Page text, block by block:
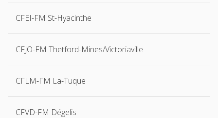
CFEI-FM St-Hyacinthe
CFJO-FM Thetford-Mines/Victoriaville
CFLM-FM La-Tuque
CFVD-FM Dégelis